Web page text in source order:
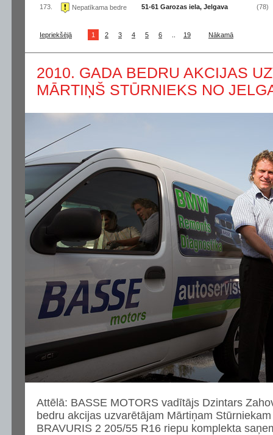
173. Nepatīkama bedre 51-61 Garozas iela, Jelgava (78)
Iepriekšējā 1 2 3 4 5 6 19 Nākamā
2010. GADA BEDRU AKCIJAS
MĀRTIŅŠ STŪRNIEKS NO
Attēlā: BASSE MOTORS vadītājs Dzintars
bedru akcijas uzvarētājam Mārtiņam
BRAVURIS 2 205/55 R16 riepu komplekta